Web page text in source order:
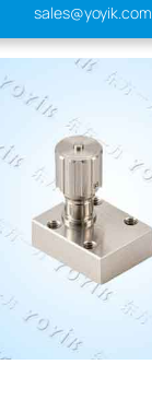
sales@yoyik.com